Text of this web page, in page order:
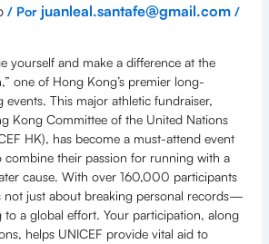
/ Por juanleal.santafe@gmail.com /
yourself and make a difference at the
one of Hong Kong’s premier long-
This major athletic fundraiser,
Kong Committee of the United Nations
HK), has become a must-attend event
combine their passion for running with a
cause. With over 160,000 participants
not just about breaking personal records—
to a global effort. Your participation, along
helps UNICEF provide vital aid to